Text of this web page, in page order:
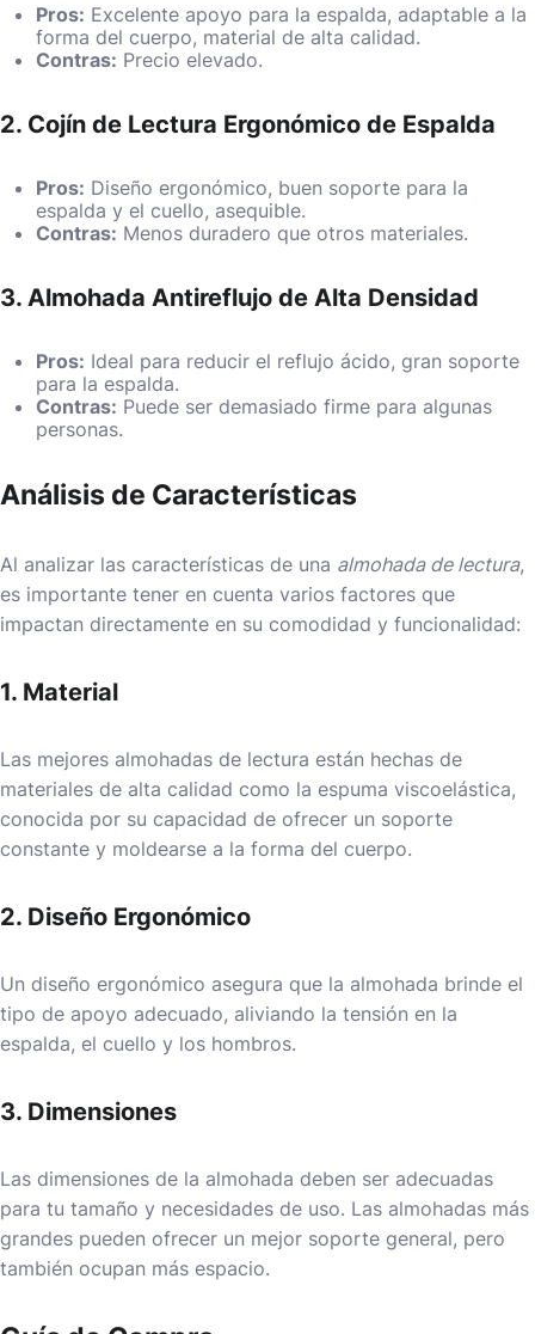
Pros: Excelente apoyo para la espalda, adaptable a la
forma del cuerpo, material de alta calidad.
Contras: Precio elevado.
2. Cojín de Lectura Ergonómico de Espalda
Pros: Diseño ergonómico, buen soporte para la
espalda y el cuello, asequible.
Contras: Menos duradero que otros materiales.
3. Almohada Antireflujo de Alta Densidad
Pros: Ideal para reducir el reflujo ácido, gran soporte
para la espalda.
Contras: Puede ser demasiado firme para algunas
personas.
Análisis de Características
Al analizar las características de una almohada de lectura,
es importante tener en cuenta varios factores que
impactan directamente en su comodidad y funcionalidad:
1. Material
Las mejores almohadas de lectura están hechas de
materiales de alta calidad como la espuma viscoelástica,
conocida por su capacidad de ofrecer un soporte
constante y moldearse a la forma del cuerpo.
2. Diseño Ergonómico
Un diseño ergonómico asegura que la almohada brinde el
tipo de apoyo adecuado, aliviando la tensión en la
espalda, el cuello y los hombros.
3. Dimensiones
Las dimensiones de la almohada deben ser adecuadas
para tu tamaño y necesidades de uso. Las almohadas más
grandes pueden ofrecer un mejor soporte general, pero
también ocupan más espacio.